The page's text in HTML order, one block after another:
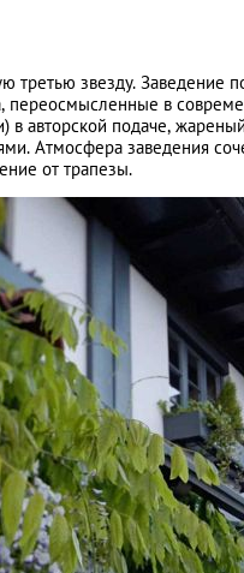
третью звезду.
переосмысленные в
в авторской подаче,
Атмосфера заведения
от трапезы.